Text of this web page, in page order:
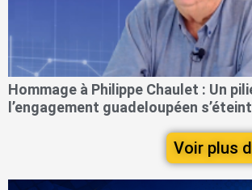
Hommage à Philippe Chaulet : Un
l’engagement guadeloupéen s’éteint
Voir plus